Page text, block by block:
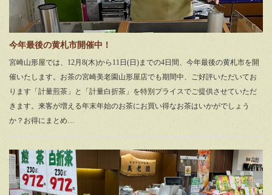
今年最後の黄札市開催中！
宮崎山形屋では、12月8(木)から11日(日)までの4日間、今年最後の黄札市を開
催いたします。お茶の宮崎美老園山形屋店でも期間中、ご好評いただいてお
ります「計量煎茶」と「計量白折茶」を特別プライスでご提供させていただ
きます。来客が増える年末年始のお茶にお買い得なお茶はいかがでしょう
か？お得にまとめ…